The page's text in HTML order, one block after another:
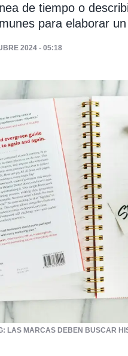
de tiempo o
para elaborar
2024 - 05:18
LAS MARCAS DEBEN BUSCAR